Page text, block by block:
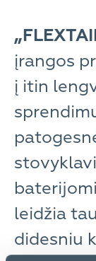
įrangos
į itin
leidžia
didesniu